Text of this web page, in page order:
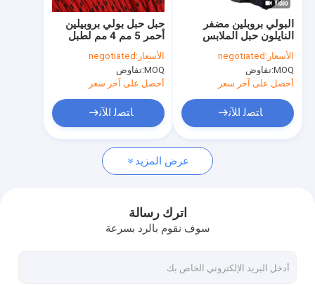
اتصل بنا
حبل نايلون مضفر
حبل مضفر من مادة البولي بروبيلين
حبل خيمة عاكس
حبل حبل بولي بروبيلين
أحمر 5 مم 4 مم لطبل
Djembe
الأسعار: negotiated
MOQ: تفاوض
أحصل على آخر سعر
ﺎﺘﺼﻟ ﺍﻶﻧ
البولي بروبلين مضفر
النايلون حبل الملابس
العلم القطب خط ل
التعادل سحب سوينغ
تسلق عقدة
الأسعار: negotiated
MOQ: تفاوض
أحصل على آخر سعر
ﺎﺘﺼﻟ ﺍﻶﻧ
عرض المزيد
اترك رسالة
سوف نقوم بالرد بسرعة